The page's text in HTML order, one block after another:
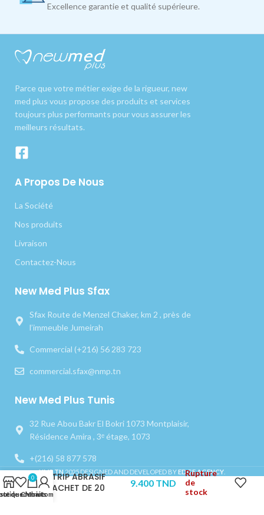
Excellence garantie et qualité supérieure.
Parce que votre métier exige de la rigueur, new
med plus vous propose des produits et services
toujours plus performants pour vous assurer les
meilleurs résultats.
A Propos De Nous
La Société
Nos produits
Livraison
Contactez-Nous
New Med Plus Sfax
Sfax Route de Menzel Chaker, km 2 , près de
l’immeuble Jumeirah
Commercial (+216) 56 283 723
commercial.sfax@nmp.tn
New Med Plus Tunis
32 Rue Abou Bakr El Bokri 1073 Montplaisir,
Résidence Amira , 3ᵉ étage, 1073
+(216) 58 877 578
NMP.TN 2025 DESIGNED AND DEVELOPED BYEDGE AGENCY
STRIP ABRASIF
SACHET DE 20
9.400 TND
Rupture
de
stock
de souhaits
0
Chariot
Mon compte